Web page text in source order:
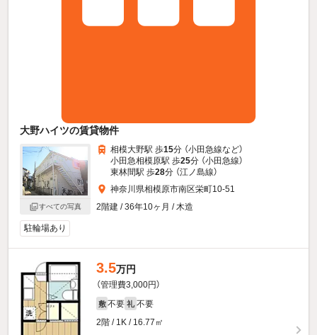
大野ハイツの賃貸物件
すべての写真
相模大野駅 歩15分 （小田急線など）
小田急相模原駅 歩25分 （小田急線）
東林間駅 歩28分 （江ノ島線）
神奈川県相模原市南区栄町10-51
2階建 / 36年10ヶ月 / 木造
駐輪場あり
3.5万円
（管理費3,000円）
敷 不要 礼 不要
2階 / 1K / 16.77㎡